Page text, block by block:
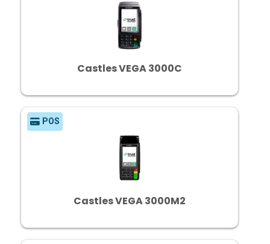
Castles VEGA 3000C
POS
Castles VEGA 3000M2